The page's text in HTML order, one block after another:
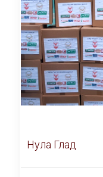
Нула Глад